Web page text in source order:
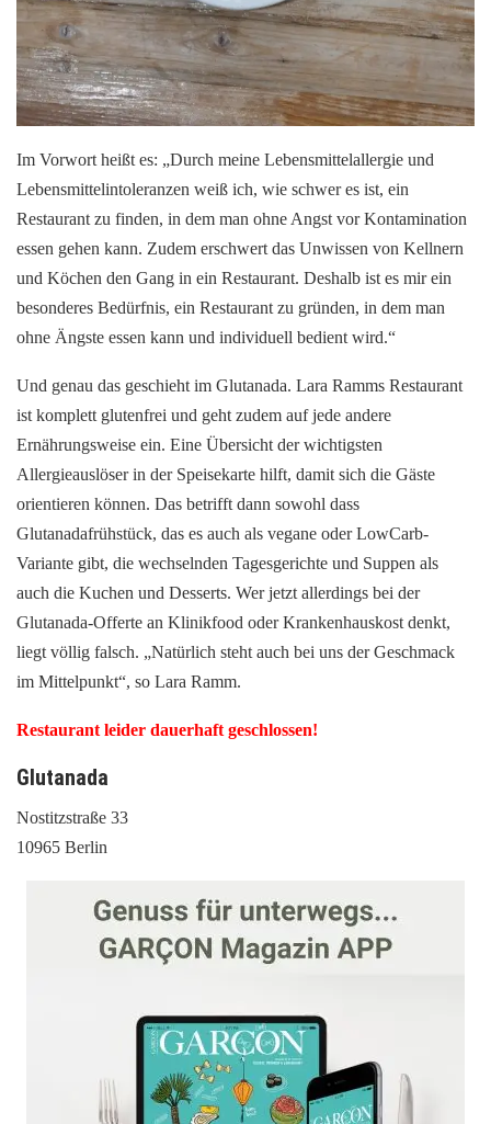
Im Vorwort heißt es: „Durch meine Lebensmittelallergie und
Lebensmittelintoleranzen weiß ich, wie schwer es ist, ein
Restaurant zu finden, in dem man ohne Angst vor Kontamination
essen gehen kann. Zudem erschwert das Unwissen von Kellnern
und Köchen den Gang in ein Restaurant. Deshalb ist es mir ein
besonderes Bedürfnis, ein Restaurant zu gründen, in dem man
ohne Ängste essen kann und individuell bedient wird.“
Und genau das geschieht im Glutanada. Lara Ramms Restaurant
ist komplett glutenfrei und geht zudem auf jede andere
Ernährungsweise ein. Eine Übersicht der wichtigsten
Allergieauslöser in der Speisekarte hilft, damit sich die Gäste
orientieren können. Das betrifft dann sowohl dass
Glutanadafrühstück, das es auch als vegane oder LowCarb-
Variante gibt, die wechselnden Tagesgerichte und Suppen als
auch die Kuchen und Desserts. Wer jetzt allerdings bei der
Glutanada-Offerte an Klinikfood oder Krankenhauskost denkt,
liegt völlig falsch. „Natürlich steht auch bei uns der Geschmack
im Mittelpunkt“, so Lara Ramm.
Restaurant leider dauerhaft geschlossen!
Glutanada
Nostitzstraße 33
10965 Berlin